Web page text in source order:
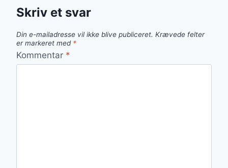
Skriv et svar
Din e-mailadresse vil ikke blive publiceret. Krævede felter
er markeret med *
Kommentar *